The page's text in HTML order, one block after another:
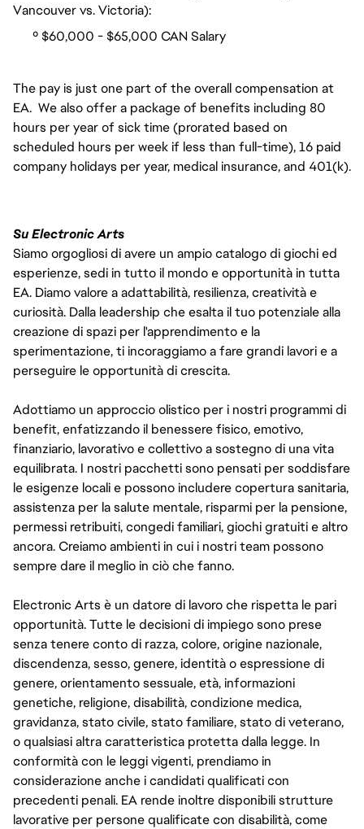
Vancouver vs. Victoria):
º $60,000 - $65,000 CAN Salary
The pay is just one part of the overall compensation at
EA. We also offer a package of benefits including 80
hours per year of sick time (prorated based on
scheduled hours per week if less than full-time), 16 paid
company holidays per year, medical insurance, and 401(k).
Su Electronic Arts
Siamo orgogliosi di avere un ampio catalogo di giochi ed
esperienze, sedi in tutto il mondo e opportunità in tutta
EA. Diamo valore a adattabilità, resilienza, creatività e
curiosità. Dalla leadership che esalta il tuo potenziale alla
creazione di spazi per l'apprendimento e la
sperimentazione, ti incoraggiamo a fare grandi lavori e a
perseguire le opportunità di crescita.
Adottiamo un approccio olistico per i nostri programmi di
benefit, enfatizzando il benessere fisico, emotivo,
finanziario, lavorativo e collettivo a sostegno di una vita
equilibrata. I nostri pacchetti sono pensati per soddisfare
le esigenze locali e possono includere copertura sanitaria,
assistenza per la salute mentale, risparmi per la pensione,
permessi retribuiti, congedi familiari, giochi gratuiti e altro
ancora. Creiamo ambienti in cui i nostri team possono
sempre dare il meglio in ciò che fanno.
Electronic Arts è un datore di lavoro che rispetta le pari
opportunità. Tutte le decisioni di impiego sono prese
senza tenere conto di razza, colore, origine nazionale,
discendenza, sesso, genere, identità o espressione di
genere, orientamento sessuale, età, informazioni
genetiche, religione, disabilità, condizione medica,
gravidanza, stato civile, stato familiare, stato di veterano,
o qualsiasi altra caratteristica protetta dalla legge. In
conformità con le leggi vigenti, prendiamo in
considerazione anche i candidati qualificati con
precedenti penali. EA rende inoltre disponibili strutture
lavorative per persone qualificate con disabilità, come